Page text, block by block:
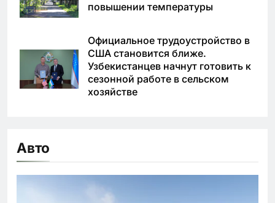
повышении температуры
Официальное трудоустройство в
США становится ближе.
Узбекистанцев начнут готовить к
сезонной работе в сельском
хозяйстве
Авто